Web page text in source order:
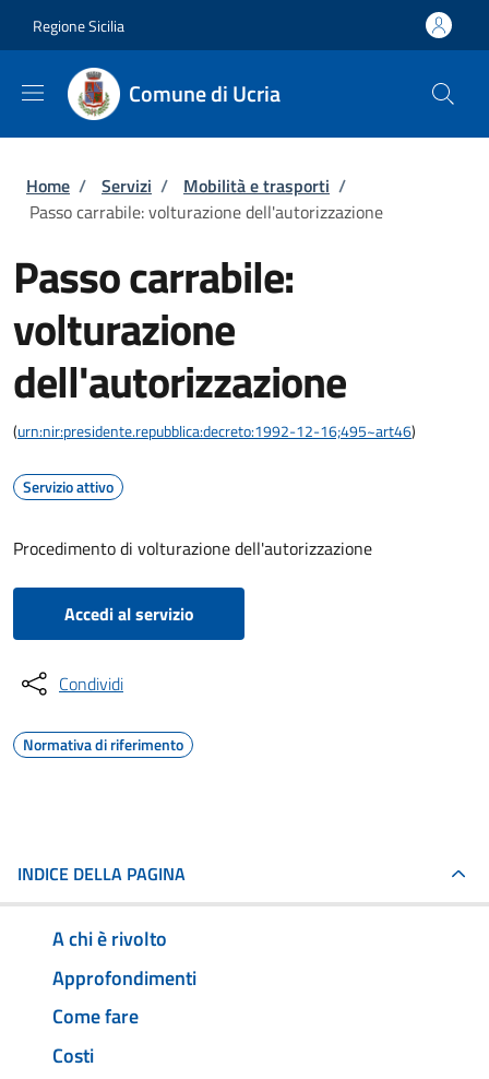
Regione Sicilia
Comune di Ucria
Briciole di pane
Home / Servizi / Mobilità e trasporti /
Passo carrabile: volturazione dell'autorizzazione
Passo carrabile:
volturazione
dell'autorizzazione
(urn:nir:presidente.repubblica:decreto:1992-12-16;495~art46)
Servizio attivo
Procedimento di volturazione dell'autorizzazione
Accedi al servizio
Condividi
Normativa di riferimento
INDICE DELLA PAGINA
A chi è rivolto
Approfondimenti
Come fare
Costi